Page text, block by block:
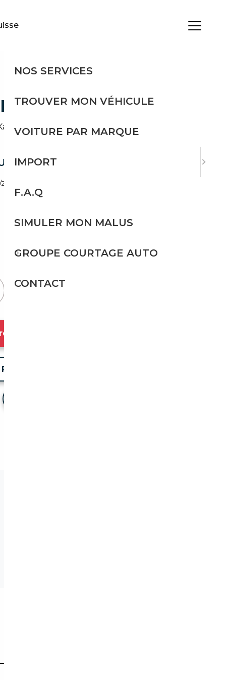
Essence
Prix de vente vendeur
Partager l'annonce
NOS SERVICES
TROUVER MON VÉHICULE
VOITURE PAR MARQUE
IMPORT
F.A.Q
SIMULER MON MALUS
GROUPE COURTAGE AUTO
CONTACT